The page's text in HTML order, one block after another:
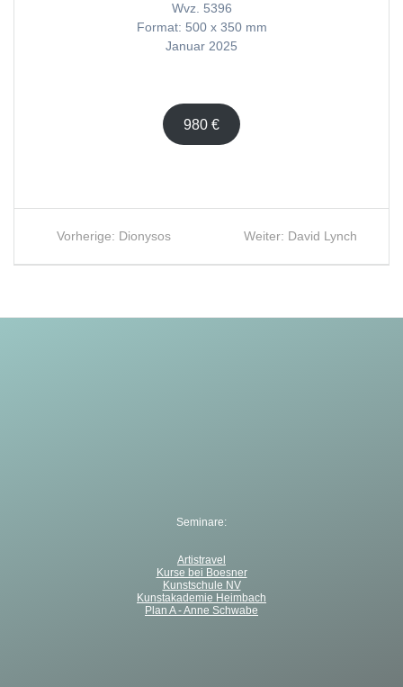
Wvz. 5396
Format: 500 x 350 mm
Januar 2025
980 €
Beitragsnavigation
Vorherige: Vorheriger
Dionysos Weiter: Nächster
David Lynch
Seminare:
Artistravel
Kurse bei Boesner
Kunstschule NV
Kunstakademie Heimbach
Plan A - Anne Schwabe